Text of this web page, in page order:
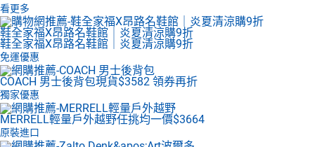
看更多
鞋全家福X昂路名鞋館｜炎夏清涼購9折
鞋全家福X昂路名鞋館｜炎夏清涼購9折
免運優惠
COACH 男士後背包現貨$3582 領券再折
獨家優惠
MERRELL輕量戶外越野任挑均一價$3664
原裝進口